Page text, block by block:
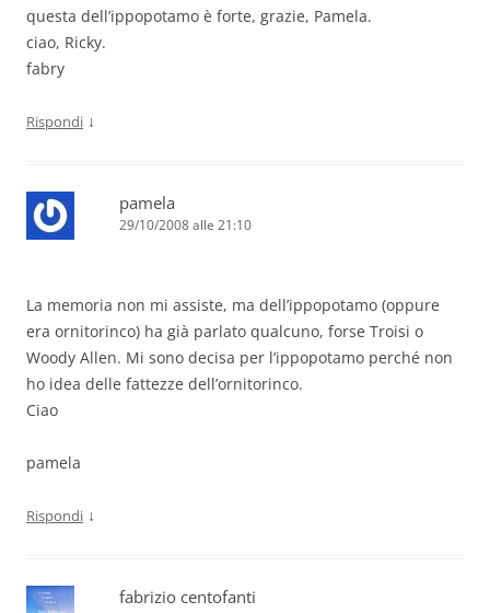
questa dell’ippopotamo è forte, grazie, Pamela.
ciao, Ricky.
fabry
Rispondi ↓
pamela
29/10/2008 alle 21:10
La memoria non mi assiste, ma dell’ippopotamo (oppure
era ornitorinco) ha già parlato qualcuno, forse Troisi o
Woody Allen. Mi sono decisa per l’ippopotamo perché non
ho idea delle fattezze dell’ornitorinco.
Ciao
pamela
Rispondi ↓
fabrizio centofanti